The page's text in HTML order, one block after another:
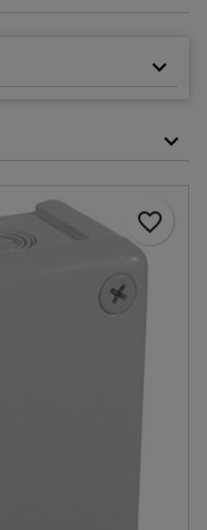
favorite_border